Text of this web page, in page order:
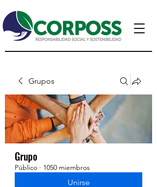
Grupos
Grupo
Público · 1050 miembros
Unirse